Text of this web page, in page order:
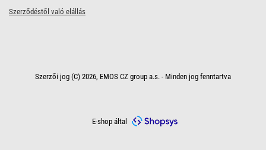
Szerződéstől való elállás
Szerzői jog (C) 2026, EMOS CZ group a.s. - Minden jog fenntartva
E-shop által